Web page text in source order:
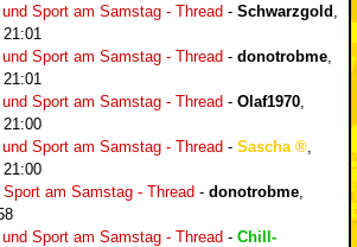
Sport am Samstag - Thread - Schwarzgold
Sport am Samstag - Thread - donotrobme
Sport am Samstag - Thread - Olaf1970
Sport am Samstag - Thread - Sascha
am Samstag - Thread - donotrobme
Sport am Samstag - Thread - Chill-